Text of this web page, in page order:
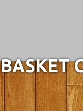
BASKET